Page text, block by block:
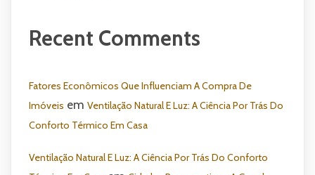
Recent Comments
Fatores Econômicos Que Influenciam A Compra De
Imóveis em Ventilação Natural E Luz: A Ciência Por Trás Do
Conforto Térmico Em Casa
Ventilação Natural E Luz: A Ciência Por Trás Do Conforto